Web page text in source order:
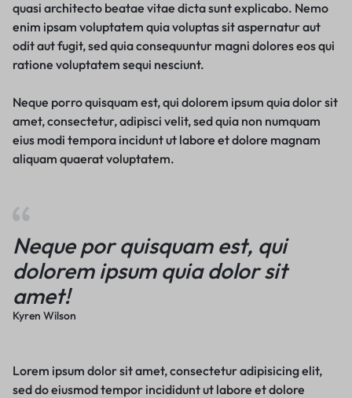
quasi architecto beatae vitae dicta sunt explicabo. Nemo
enim ipsam voluptatem quia voluptas sit aspernatur aut
odit aut fugit, sed quia consequuntur magni dolores eos qui
ratione voluptatem sequi nesciunt.
Neque porro quisquam est, qui dolorem ipsum quia dolor sit
amet, consectetur, adipisci velit, sed quia non numquam
eius modi tempora incidunt ut labore et dolore magnam
aliquam quaerat voluptatem.
Neque por quisquam est, qui
dolorem ipsum quia dolor sit
amet!
Kyren Wilson
Lorem ipsum dolor sit amet, consectetur adipisicing elit,
sed do eiusmod tempor incididunt ut labore et dolore